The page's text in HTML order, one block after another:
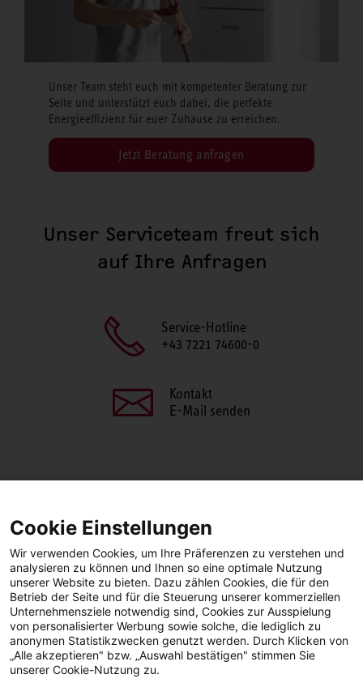
Unser Team steht euch mit kompetenter Beratung zur
Seite und unterstützt euch dabei, die perfekte
Energieeffizienz für euer Zuhause zu erreichen.
Jetzt Beratung anfragen
Unser Serviceteam freut sich
auf Ihre Anfragen
Service-Hotline
+43 7221 74600-0
Kontakt
E-Mail senden
FacebookLinkedIn
Facebook YouTube LinkedIn
Instagram
Cookie Einstellungen
Wir verwenden Cookies, um Ihre Präferenzen zu verstehen und
analysieren zu können und Ihnen so eine optimale Nutzung
unserer Website zu bieten. Dazu zählen Cookies, die für den
Betrieb der Seite und für die Steuerung unserer kommerziellen
Unternehmensziele notwendig sind, Cookies zur Ausspielung
von personalisierter Werbung sowie solche, die lediglich zu
anonymen Statistikzwecken genutzt werden. Durch Klicken von
„Alle akzeptieren" bzw. „Auswahl bestätigen" stimmen Sie
unserer Cookie-Nutzung zu.